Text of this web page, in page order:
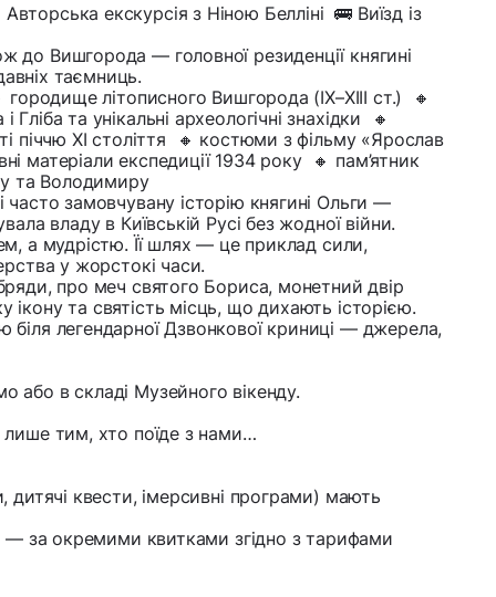
екскурсія з Ніною Белліні 🚌 Виїзд із
Вишгорода — головної резиденції княгині
таємниць.
городище літописного Вишгорода (IX–XIII ст.) 🔸
та унікальні археологічні знахідки 🔸
піччю XI століття 🔸 костюми з фільму «Ярослав
матеріали експедиції 1934 року 🔸 пам’ятник
та Володимиру
замовчувану історію княгині Ольги —
владу в Київській Русі без жодної війни.
а мудрістю. Її шлях — це приклад сили,
у жорстокі часи.
про меч святого Бориса, монетний двір
та святість місць, що дихають історією.
легендарної Дзвонкової криниці — джерела,
або в складі Музейного вікенду.
тим, хто поїде з нами…
дитячі квести, імерсивні програми) мають
— за окремими квитками згідно з тарифами